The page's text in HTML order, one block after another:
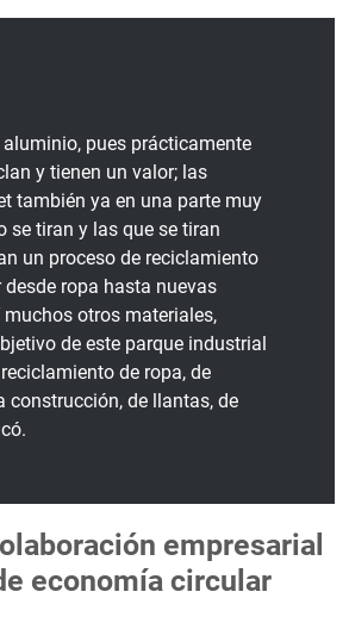
aluminio, pues prácticamente
y tienen un valor; las
también ya en una parte muy
se tiran y las que se tiran
un proceso de reciclamiento
ropa hasta nuevas
otros materiales,
de este parque industrial
de ropa, de
construcción, de llantas, de
empresarial
economía circular